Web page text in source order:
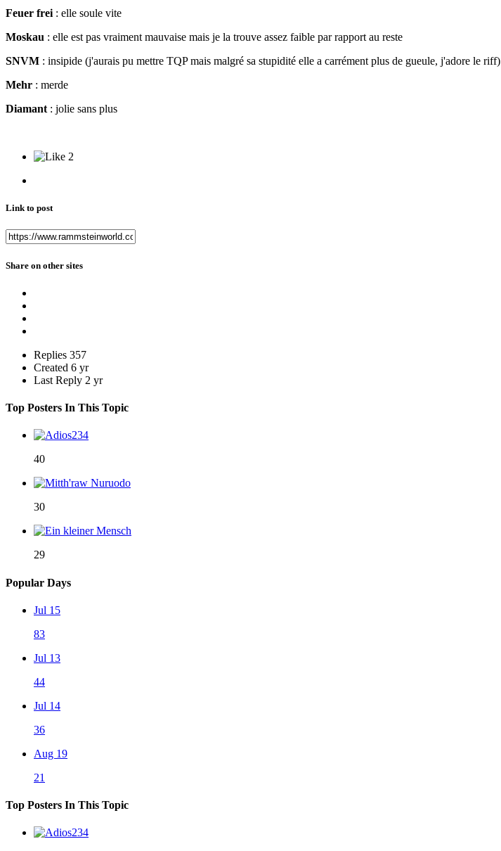
Feuer frei : elle soule vite
Moskau : elle est pas vraiment mauvaise mais je la trouve assez faible par rapport au reste
SNVM : insipide (j'aurais pu mettre TQP mais malgré sa stupidité elle a carrément plus de gueule, j'adore le riff)
Mehr : merde
Diamant : jolie sans plus
2
Link to post
Share on other sites
Replies 357
Created 6 yr
Last Reply 2 yr
Top Posters In This Topic
40
30
29
Popular Days
Jul 15
83
Jul 13
44
Jul 14
36
Aug 19
21
Top Posters In This Topic